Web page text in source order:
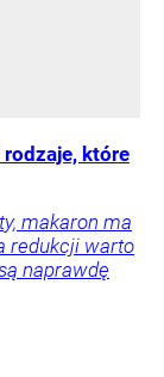
które
makaron ma
redukcji warto
naprawdę